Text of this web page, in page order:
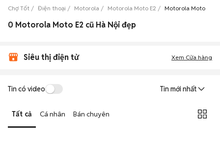
Chợ Tốt Điện thoại Motorola Motorola Moto E2 Motorola Moto E2
0 Motorola Moto E2 cũ Hà Nội đẹp
Siêu thị điện tử Xem Cửa hàng
Tin có video Tin mới nhất
Tất cả Cá nhân Bán chuyên